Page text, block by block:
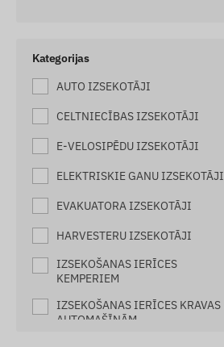
Kategorijas
AUTO IZSEKOTĀJI
CELTNIECĪBAS IZSEKOTĀJI
E-VELOSIPĒDU IZSEKOTĀJI
ELEKTRISKIE GANU IZSEKOTĀJI
EVAKUATORA IZSEKOTĀJI
HARVESTERU IZSEKOTĀJI
IZSEKOŠANAS IERĪCES
KEMPERIEM
IZSEKOŠANAS IERĪCES KRAVAS
AUTOMAŠĪNĀM